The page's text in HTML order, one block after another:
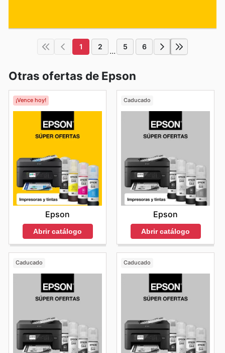
1 2 ... 5 6
Otras ofertas de Epson
¡Vence hoy!
Epson
Abrir catálogo
Caducado
Epson
Abrir catálogo
Caducado Caducado